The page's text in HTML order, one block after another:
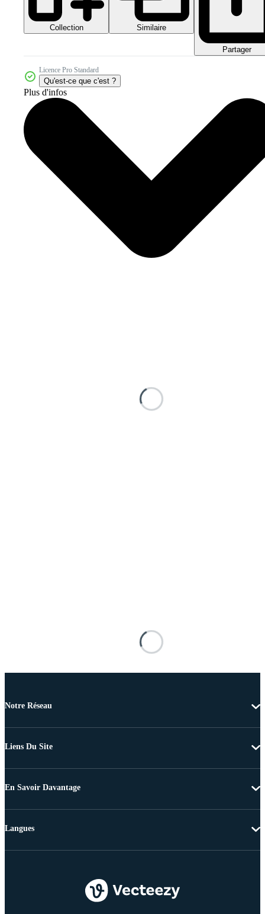
Collection Similaire
Partager
Licence Pro Standard
Qu'est-ce que c'est ?
Plus d'infos
Notre Réseau
Liens Du Site
En Savoir Davantage
Langues